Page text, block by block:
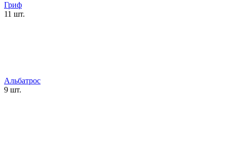
Гриф
11 шт.
Альбатрос
9 шт.